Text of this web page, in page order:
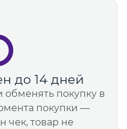
до 14 дней
покупку в
покупки —
чек, товар не